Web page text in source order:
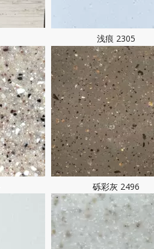
浅痕 2305
砾彩灰 2496